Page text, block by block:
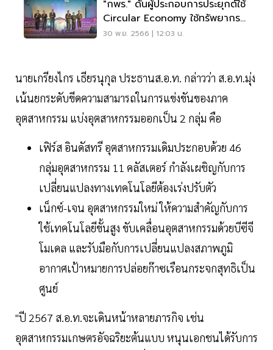
"กพร." ดันผู้ประกอบการประยุกต์ใช้
Circular Economy ใช้ทรัพยากร
คุ้มค่า
30 พ.ย. 2566 | 12:03 น.
นายเกรียงไกร เธียรนุกุล ประธานส.อ.ท. กล่าวว่า ส.อ.ท.มุ่ง
เน้นยกระดับขีดความสามารถในการแข่งขันของภาค
อุตสาหกรรม แบ่งอุตสาหกรรมออกเป็น 2 กลุ่ม คือ
เฟิร์ส อินดัสทรี อุตสาหกรรมเดิมประกอบด้วย 46
กลุ่มอุตสาหกรรม 11 คลัสเตอร์ กำลังเผชิญกับการ
เปลี่ยนแปลงทางเทคโนโลยีต้องเร่งปรับตัว
เน็กซ์-เจน อุตสาหกรรมใหม่ ให้ความสำคัญกับการ
ใช้เทคโนโลยีขั้นสูง ขับเคลื่อนอุตสาหกรรมด้วยบีซีจี
โมเดล และรับมือกับการเปลี่ยนแปลงสภาพภูมิ
อากาศเป้าหมายการปล่อยก๊าซเรือนกระจกสุทธิเป็น
ศูนย์
"ปี 2567 ส.อ.ท.จะเดินหน้าหลายภารกิจ เช่น
อุตสาหกรรมเกษตรอัจฉริยะต้นแบบ หนุนเอกชนได้รับการ